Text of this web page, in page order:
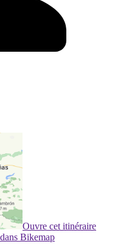
Ouvre cet itinéraire
Bikemap